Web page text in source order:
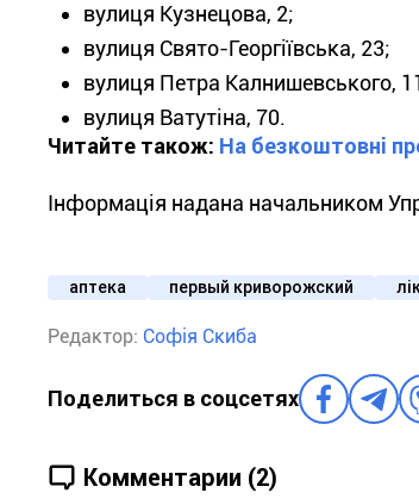
вулиця Кузнецова, 2;
вулиця Свято-Георгіївська, 23;
вулиця Петра Калнишевського,
вулиця Ватутіна, 70.
Читайте також: На безкоштовні
Інформація надана начальником
аптека первый криворожский
Редактор: Софія Скиба
Поделиться в соцсетях
Комментарии (2)